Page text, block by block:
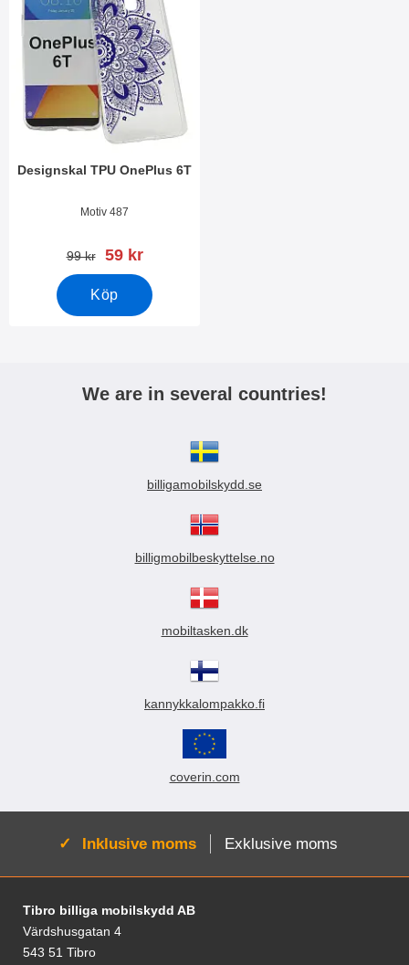
Designskal TPU OnePlus 6T
Art. nr 29320Motiv 487
tidigare pris
99 kr rea pris
59 kr
Köp
We are in several countries!
billigamobilskydd.se
billigmobilbeskyttelse.no
mobiltasken.dk
kannykkalompakko.fi
coverin.com
Aktiv:
Inklusive moms Exklusive moms
Sidfot Blandad info och länkar
Tibro billiga mobilskydd AB
Värdshusgatan 4
543 51 Tibro